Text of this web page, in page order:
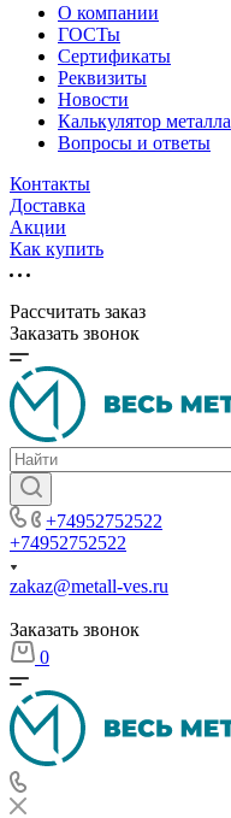
О компании
ГОСТы
Сертификаты
Реквизиты
Новости
Калькулятор металла
Вопросы и ответы
Контакты
Доставка
Акции
Как купить
Рассчитать заказ
Заказать звонок
+74952752522
+74952752522
zakaz@metall-ves.ru
Заказать звонок
0